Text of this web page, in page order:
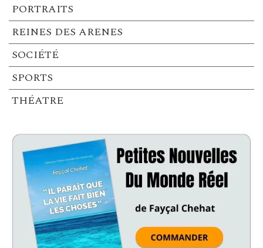
PORTRAITS
REINES DES ARENES
SOCIÉTÉ
SPORTS
THÉATRE